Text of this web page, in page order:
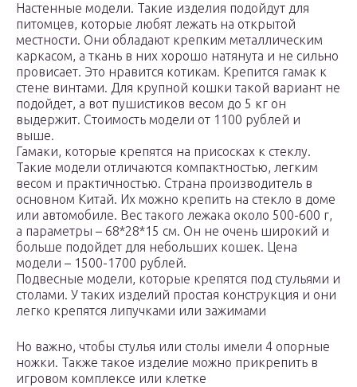
Настенные модели. Такие изделия подойдут для
питомцев, которые любят лежать на открытой
местности. Они обладают крепким металлическим
каркасом, а ткань в них хорошо натянута и не сильно
провисает. Это нравится котикам. Крепится гамак к
стене винтами. Для крупной кошки такой вариант не
подойдет, а вот пушистиков весом до 5 кг он
выдержит. Стоимость модели от 1100 рублей и
выше.
Гамаки, которые крепятся на присосках к стеклу.
Такие модели отличаются компактностью, легким
весом и практичностью. Страна производитель в
основном Китай. Их можно крепить на стекло в доме
или автомобиле. Вес такого лежака около 500-600 г,
а параметры – 68*28*15 см. Он не очень широкий и
больше подойдет для небольших кошек. Цена
модели – 1500-1700 рублей.
Подвесные модели, которые крепятся под стульями и
столами. У таких изделий простая конструкция и они
легко крепятся липучками или зажимами
Но важно, чтобы стулья или столы имели 4 опорные
ножки. Также такое изделие можно прикрепить в
игровом комплексе или клетке